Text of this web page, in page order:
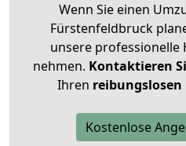
Wenn Sie einen
Fürstenfeldbruck
unsere professionelle
nehmen. Kontaktieren
Ihren reibungslosen
Kostenlose